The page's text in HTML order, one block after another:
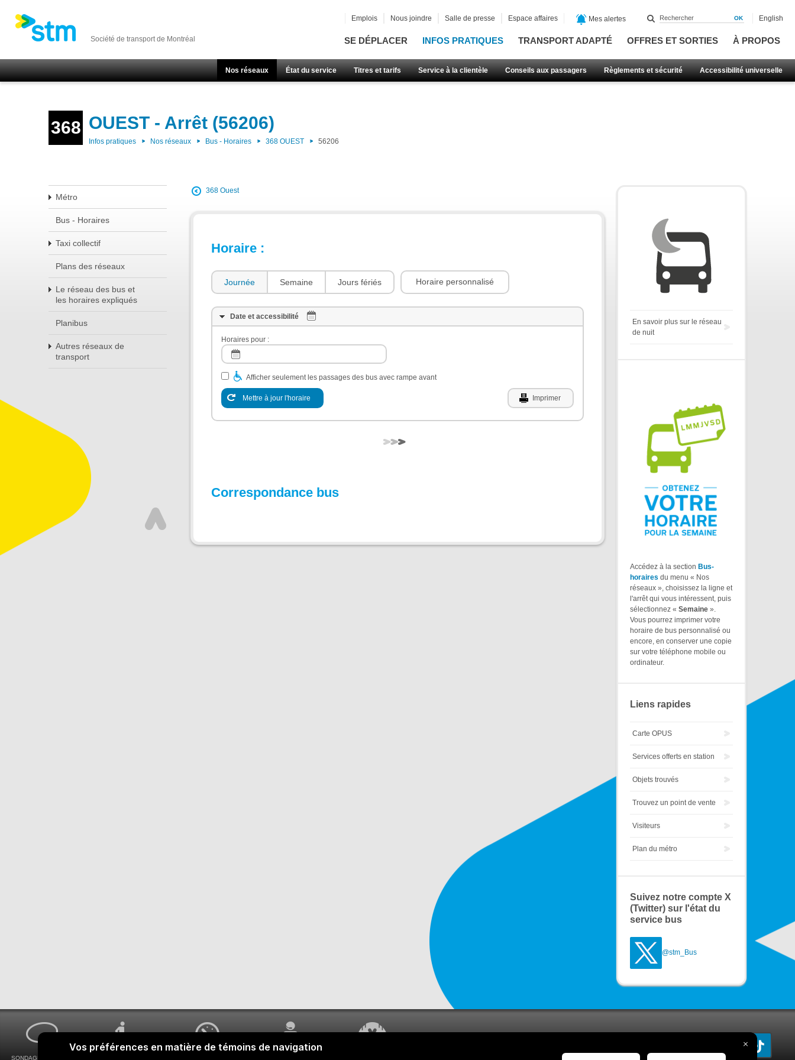
Société de transport de Montréal SE DÉPLACER INFOS PRATIQUES TRANSPORT ADAPTÉ OFFRES ET SORTIES À PROPOS
Nos réseaux État du service Titres et tarifs Service à la clientèle Conseils aux passagers Règlements et sécurité Accessibilité universelle
Emplois Nous joindre Salle de presse Espace affaires Mes alertes English
368 OUEST - Arrêt (56206)
Infos pratiques Nos réseaux Bus - Horaires 368 OUEST 56206
Métro
Bus - Horaires
Taxi collectif
Plans des réseaux
Le réseau des bus et
les horaires expliqués
Planibus
Autres réseaux de
transport
368 Ouest
Horaire :
Journée Semaine Jours fériés Horaire personnalisé
Date et accessibilité
Horaires pour :
Afficher seulement les passages des bus avec rampe avant
Mettre à jour l'horaire Imprimer
Correspondance bus
En savoir plus sur le réseau
de nuit
Accédez à la section Bus-
horaires du menu « Nos
réseaux », choisissez la ligne et
l'arrêt qui vous intéressent, puis
sélectionnez « Semaine ».
Vous pourrez imprimer votre
horaire de bus personnalisé ou
encore, en conserver une copie
sur votre téléphone mobile ou
ordinateur.
Liens rapides
Carte OPUS
Services offerts en station
Objets trouvés
Trouvez un point de vente
Visiteurs
Plan du métro
Suivez notre compte X
(Twitter) sur l'état du
service bus
@stm_Bus
SONDAGES MA VOIX